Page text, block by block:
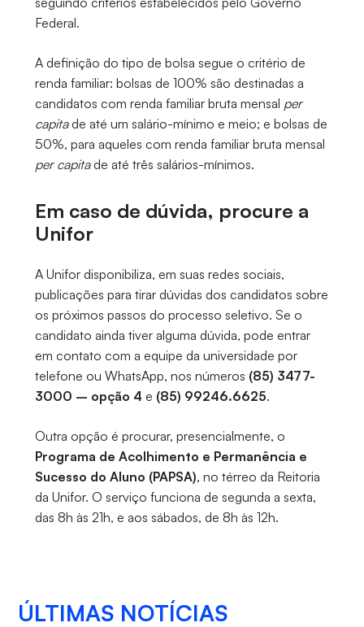
Federal.
A definição do tipo de bolsa segue o critério de
renda familiar: bolsas de 100% são destinadas a
candidatos com renda familiar bruta mensal per
capitade até um salário-mínimo e meio; e bolsas de
50%, para aqueles com renda familiar bruta mensal
per capitade até três salários-mínimos.
Em caso de dúvida, procure a
Unifor
A Unifor disponibiliza, em suas redes sociais,
publicações para tirar dúvidas dos candidatos sobre
os próximos passos do processo seletivo. Se o
candidato ainda tiver alguma dúvida, pode entrar
em contato com a equipe da universidade por
telefone ou WhatsApp, nos números (85) 3477-
3000 – opção 4 e (85) 99246.6625.
Outra opção é procurar, presencialmente, o
Programa de Acolhimento e Permanência e
Sucesso do Aluno (PAPSA), no térreo da Reitoria
da Unifor. O serviço funciona de segunda a sexta,
das 8h às 21h, e aos sábados, de 8h às 12h.
ÚLTIMAS NOTÍCIAS